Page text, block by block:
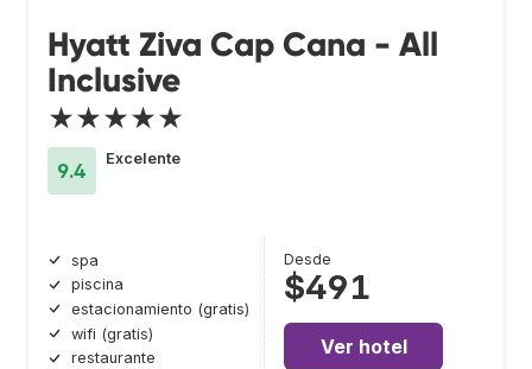
Hyatt Ziva Cap Cana - All
Inclusive
★★★★★
9.4
Excelente
spa
piscina
estacionamiento (gratis)
wifi (gratis)
restaurante
Desde
$491
Ver hotel